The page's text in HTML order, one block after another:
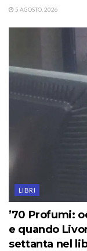
5 AGOSTO, 2026
LIBRI
’70 Profumi:
e quando
settanta nel